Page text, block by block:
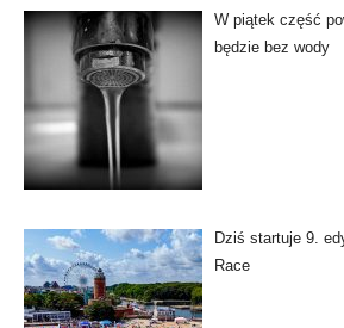
W piątek część
będzie bez wody
Dziś startuje 9.
Race